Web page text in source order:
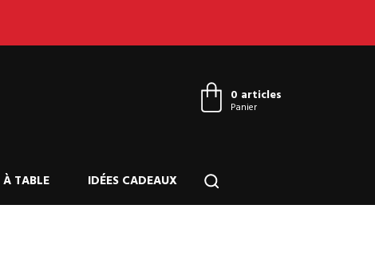
0 articles
Panier
À TABLE IDÉES CADEAUX